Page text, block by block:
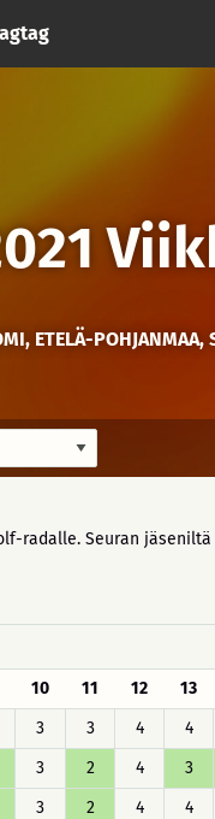
ETELÄ-POHJANMAA,
radalle. Seuran
10 11 12 13
3 3 4 4
3 2 4 3
3 2 4 4